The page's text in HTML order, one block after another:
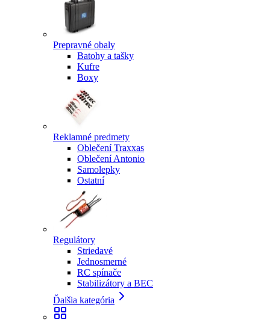
Prepravné obaly
Batohy a tašky
Kufre
Boxy
Reklamné predmety
Oblečení Traxxas
Oblečení Antonio
Samolepky
Ostatní
Regulátory
Striedavé
Jednosmerné
RC spínače
Stabilizátory a BEC
Ďalšia kategória